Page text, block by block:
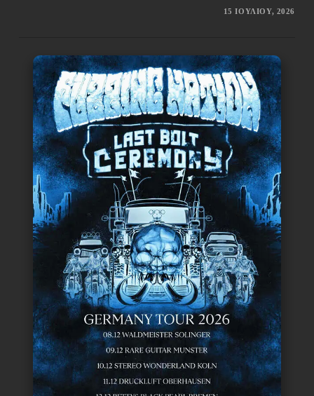
15 ΙΟΥΛΊΟΥ, 2026